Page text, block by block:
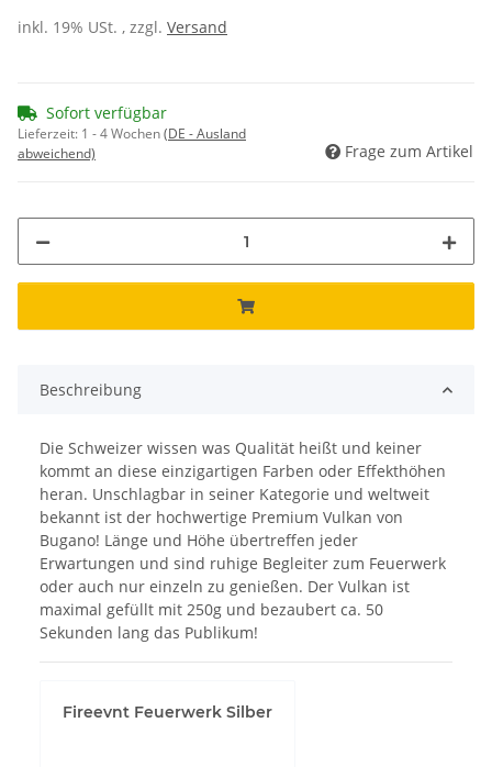
inkl. 19% USt. , zzgl. Versand
Sofort verfügbar
Lieferzeit: 1 - 4 Wochen(DE - Ausland
abweichend)
Frage zum Artikel
Beschreibung
Die Schweizer wissen was Qualität heißt und keiner
kommt an diese einzigartigen Farben oder Effekthöhen
heran. Unschlagbar in seiner Kategorie und weltweit
bekannt ist der hochwertige Premium Vulkan von
Bugano! Länge und Höhe übertreffen jeder
Erwartungen und sind ruhige Begleiter zum Feuerwerk
oder auch nur einzeln zu genießen. Der Vulkan ist
maximal gefüllt mit 250g und bezaubert ca. 50
Sekunden lang das Publikum!
Fireevnt Feuerwerk Silber